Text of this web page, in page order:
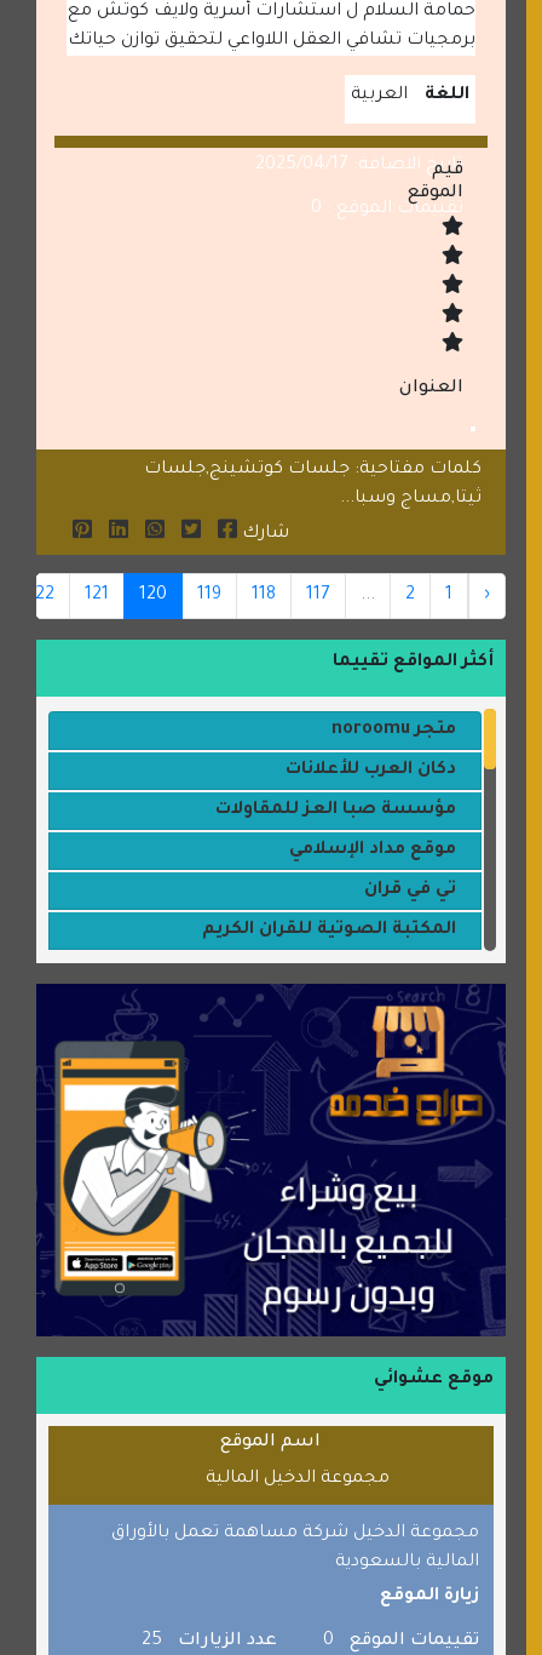
حمامة السلام ل استشارات أسرية ولايف كوتش مع
برمجيات تشافي العقل اللاواعي لتحقيق توازن حياتك
اللغة العربية
تاريخ الاضافة: 2025/04/17
تقييمات الموقع : 0
قيم
الموقع
العنوان
كلمات مفتاحية: جلسات كوتشينج,جلسات
ثيتا,مساج وسبا...
شارك
‹
1
2
...
117
118
119
120
121
122
أكثر المواقع تقييما
متجر noroomu
دكان العرب للأعلانات
مؤسسة صبا العز للمقاولات
موقع مداد الإسلامي
تي في قران
المكتبة الصوتية للقران الكريم
موقع سيارات عربية
عالم كوكي
سورة قران
شركة إعمار الرياض للخدمات المنزلية
شبكة رأيي
موسوعة نور الرحمن
منتدى جيوش الهكرز
بلو باص
موقع حراج خدمة
الطبي
قراننا
القران للجميع
برامج كمبيوتر
جائزة دبي الدولية للقران الكريم
صفنة دوت كوم
الألسن لخدمات الترجمة المعتمدة
موقع عشوائي
اسم الموقع
مجموعة الدخيل المالية
مجموعة الدخيل شركة مساهمة تعمل بالأوراق
المالية بالسعودية
زيارة الموقع
تقييمات الموقع 0 عدد الزيارات 25